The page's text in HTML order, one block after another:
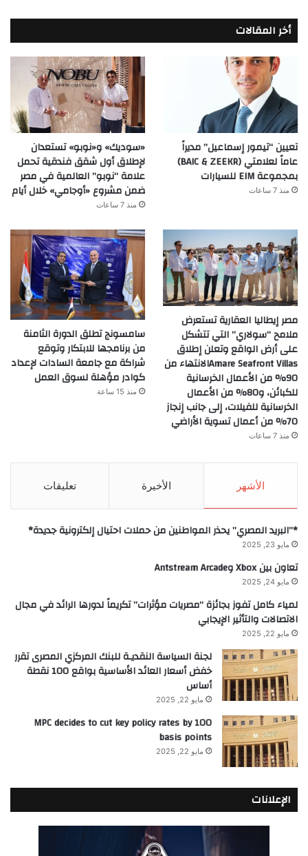
أخر المقالات
تعيين “تيمور إسماعيل” مديراً
عاماً لعلامتي (BAIC & ZEEKR)
بمجموعة EIM للسيارات
منذ 7 ساعات
«سوديك» و«نوبو» تستعدان
لإطلاق أول شقق فندقية تحمل
علامة “نوبو” العالمية في مصر
ضمن مشروع «أوجامي» خلال أيام
منذ 7 ساعات
مصر إيطاليا العقارية تستعرض
ملامح “سولاري” التي تتشكل
على أرض الواقع وتعلن إطلاق
Amare Seafront Villasالانتهاء من
90% من الأعمال الخرسانية
للكبائن، و80% من الأعمال
الخرسانية للفيلات، إلى جانب إنجاز
70% من أعمال تسوية الأراضي
منذ 7 ساعات
سامسونج تطلق الدورة الثامنة
من برنامجها للابتكار وتوقع
شراكة مع جامعة السادات لإعداد
كوادر مؤهلة لسوق العمل
منذ 15 ساعة
الأشهر الأخيرة تعليقات
*”البريد المصري” يحذر المواطنين من حملات احتيال إلكترونية جديدة*
مايو 23, 2025
تعاون بين Xbox وAntstream Arcade
مايو 24, 2025
لمياء كامل تفوز بجائزة “مصريات مؤثرات” تكريماً لدورها الرائد في مجال
الاتصالات والتأثير الإيجابي
مايو 22, 2025
لجنة السياسة النقديـة للبنك المركزي المصرى تقرر
خفض أسعار العائد الأساسية بواقع 100 نقطة
أساس
مايو 22, 2025
MPC decides to cut key policy rates by 100
basis points
مايو 22, 2025
الإعلانات